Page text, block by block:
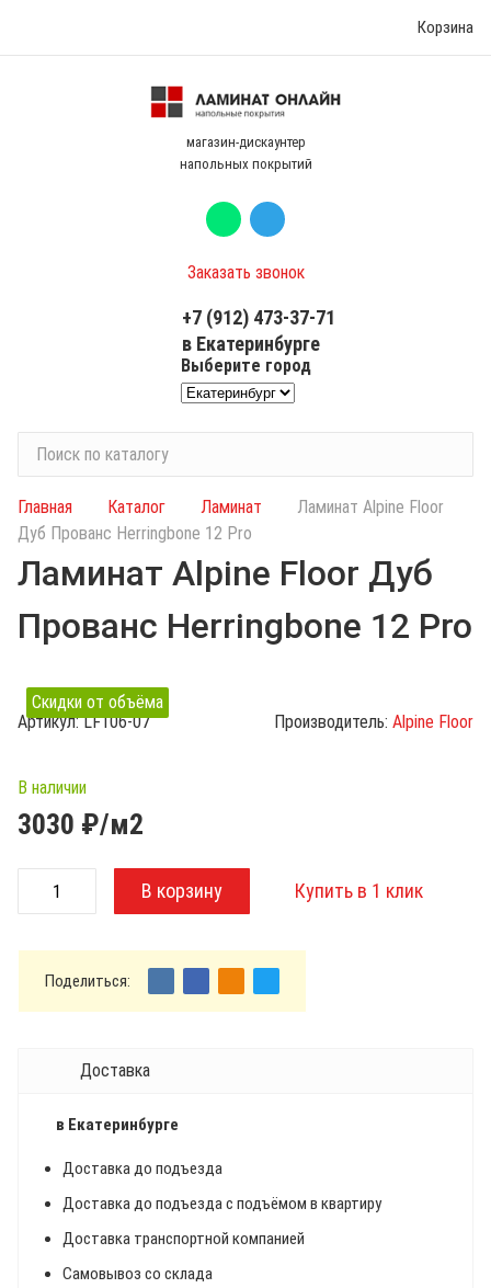
Корзина
магазин-дискаунтер
напольных покрытий
и
с
к
п
л
г
у
Заказать звонок
+7 (912) 473-37-71
в Екатеринбурге
Выберите город
Главная Каталог Ламинат
Ламинат Alpine Floor
Дуб Прованс Herringbone 12 Pro
Ламинат Alpine Floor Дуб
Прованс Herringbone 12 Pro
Скидки от объёма
Артикул:LF106-07 Производитель: Alpine Floor
В наличии
3030 ₽/м2
Поделиться:
Доставка
в Екатеринбурге
Доставка до подъезда
Доставка до подъезда с подъёмом в квартиру
Доставка транспортной компанией
Самовывоз со склада